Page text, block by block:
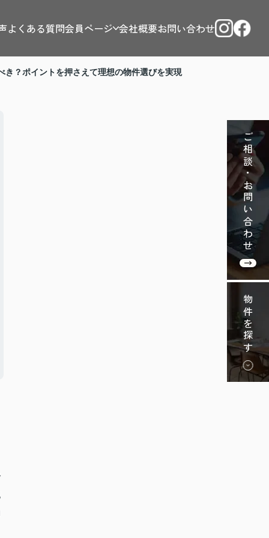
よくある質問会員ページ 会社概要お問い合わせ
ご相談・お問い合わせ
物件を探す
き？ポイントを押さえて理想の物件選びを実現